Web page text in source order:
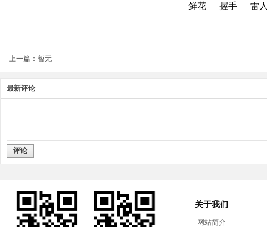
鲜花 握手 雷
上一篇：暂无
最新评论
评论
关于我们
网站简介